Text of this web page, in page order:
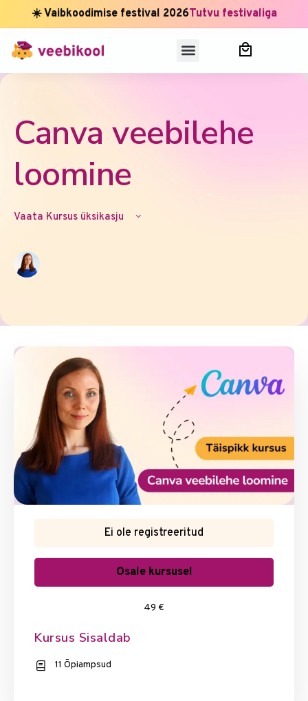
☀️ Vaibkoodimise festival 2026Tutvu festivaliga
, , ,
Canva veebilehe
loomine
Vaata Kursus üksikasju
Ei ole registreeritud
Osale kursusel
49 €
Kursus Sisaldab
11 Õpiampsud